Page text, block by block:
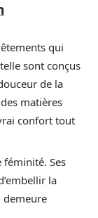
qui
sont conçus
de la
matières
confort tout
féminité. Ses
la
demeure